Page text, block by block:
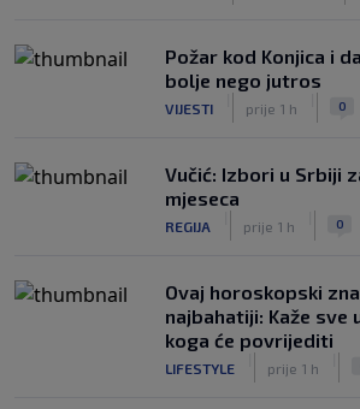
Požar kod Konjica i
bolje nego jutros
VIJESTI prije 1 h 0
Vučić: Izbori u Srbiji
mjeseca
REGIJA prije 1 h 0
Ovaj horoskopski
najbahatiji: Kaže sve
koga će povrijediti
LIFESTYLE prije 1 h